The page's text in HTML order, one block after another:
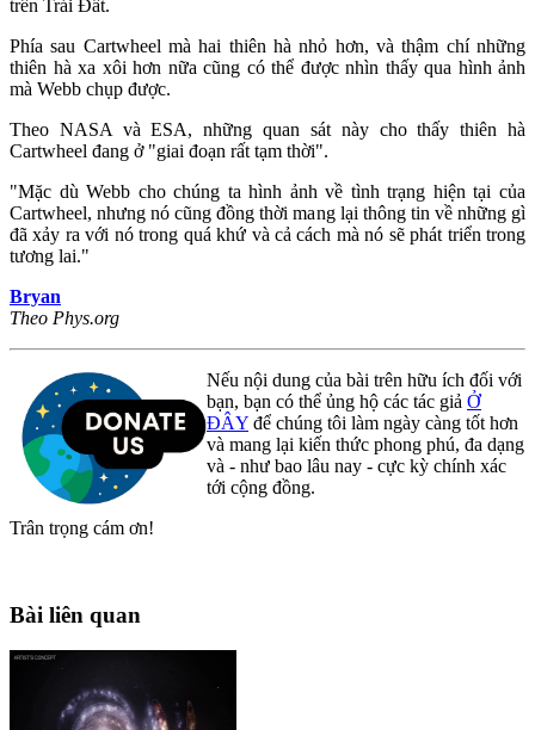
trên Trái Đất.
Phía sau Cartwheel mà hai thiên hà nhỏ hơn, và thậm chí những
thiên hà xa xôi hơn nữa cũng có thể được nhìn thấy qua hình ảnh
mà Webb chụp được.
Theo NASA và ESA, những quan sát này cho thấy thiên hà
Cartwheel đang ở "giai đoạn rất tạm thời".
"Mặc dù Webb cho chúng ta hình ảnh về tình trạng hiện tại của
Cartwheel, nhưng nó cũng đồng thời mang lại thông tin về những gì
đã xảy ra với nó trong quá khứ và cả cách mà nó sẽ phát triển trong
tương lai."
Bryan
Theo Phys.org
Nếu nội dung của bài trên hữu ích đối với
bạn, bạn có thể ủng hộ các tác giả Ở
ĐÂY để chúng tôi làm ngày càng tốt hơn
và mang lại kiến thức phong phú, đa dạng
và - như bao lâu nay - cực kỳ chính xác
tới cộng đồng.
Trân trọng cám ơn!
Bài liên quan